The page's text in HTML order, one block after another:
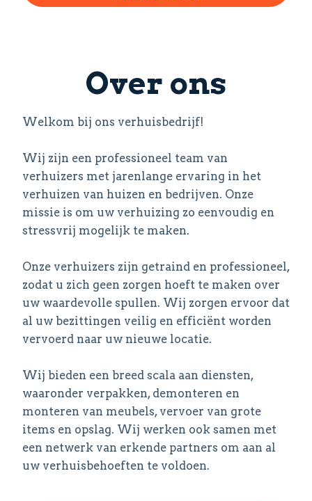
Over ons
Welkom bij ons verhuisbedrijf!
Wij zijn een professioneel team van
verhuizers met jarenlange ervaring in het
verhuizen van huizen en bedrijven. Onze
missie is om uw verhuizing zo eenvoudig en
stressvrij mogelijk te maken.
Onze verhuizers zijn getraind en professioneel,
zodat u zich geen zorgen hoeft te maken over
uw waardevolle spullen. Wij zorgen ervoor dat
al uw bezittingen veilig en efficiënt worden
vervoerd naar uw nieuwe locatie.
Wij bieden een breed scala aan diensten,
waaronder verpakken, demonteren en
monteren van meubels, vervoer van grote
items en opslag. Wij werken ook samen met
een netwerk van erkende partners om aan al
uw verhuisbehoeften te voldoen.